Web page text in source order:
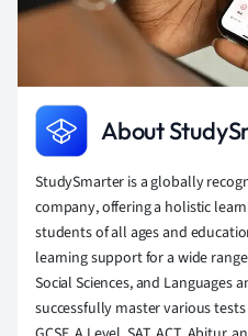
About
StudySmarter is a globally
company, offering a holistic
students of all ages and
learning support for a wide
Social Sciences, and Languages
successfully master various